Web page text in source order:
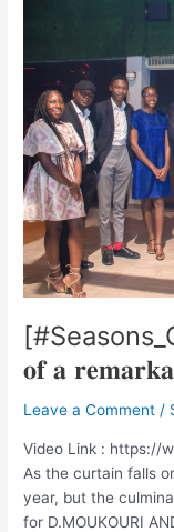
𝐨𝐟 𝐚
Leave a Comment /
Video Link : https://
As the curtain falls
year, but the
for D.MOUKOURI
𝐫𝐞𝐦𝐚𝐫𝐤𝐚𝐛𝐥𝐞
𝐲𝐞𝐚𝐫